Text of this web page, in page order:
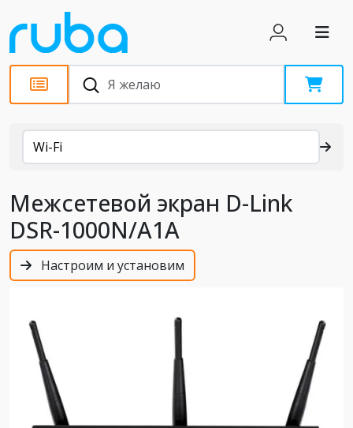
Каталог
Wi-Fi
Межсетевой экран D-Link
DSR-1000N/A1A
Настроим и установим